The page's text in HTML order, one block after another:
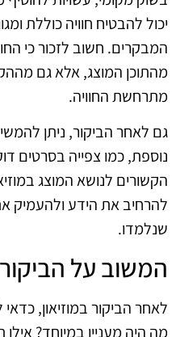
יכול להבטיח חוויה כוללת
המבקרים. חשוב לזכור כי
מהתוכן המוצג, אלא גם
מתרחשת החוויה.
גם לאחר הביקור, ניתן
נוספת, כמו צפייה בסרטים
הקשורים לנושא המוצג
להרחיב את הידע ולהעמיק
שנלמדו.
המשוב על הביקור
לאחר הביקור במוזיאון,
מה היה מעניין במיוחד? אילו